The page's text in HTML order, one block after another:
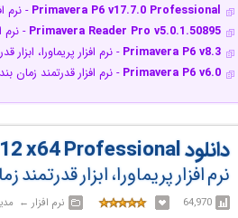
Primavera P6 v17.7.0 Professional- نرم
Primavera Reader Pro v5.0.1.50895 - نرم
Primavera P6 v8.3 - نرم افزار پریماورا،
Primavera P6 v6.0- نرم افزار قدرتمند زمان
دانلود Primavera P6 v21.12 x64 Professional
نرم افزار پریماورا، ابزار
64,970 نرم افزار‎ ← ‏ مدیریت پروژه‎ ← ‏ پریماورا / Primavera